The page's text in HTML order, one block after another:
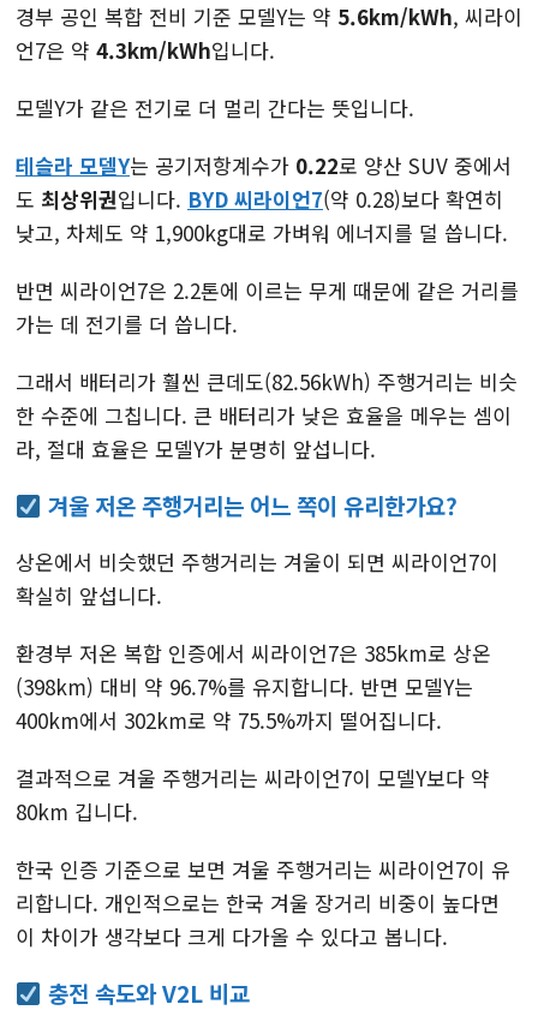
경부 공인 복합 전비 기준 모델Y는 약 5.6km/kWh, 씨라이
언7은 약 4.3km/kWh입니다.
모델Y가 같은 전기로 더 멀리 간다는 뜻입니다.
테슬라 모델Y는 공기저항계수가 0.22로 양산 SUV 중에서
도 최상위권입니다. BYD 씨라이언7(약 0.28)보다 확연히
낮고, 차체도 약 1,900kg대로 가벼워 에너지를 덜 씁니다.
반면 씨라이언7은 2.2톤에 이르는 무게 때문에 같은 거리를
가는 데 전기를 더 씁니다.
그래서 배터리가 훨씬 큰데도(82.56kWh) 주행거리는 비슷
한 수준에 그칩니다. 큰 배터리가 낮은 효율을 메우는 셈이
라, 절대 효율은 모델Y가 분명히 앞섭니다.
겨울 저온 주행거리는 어느 쪽이 유리한가요?
상온에서 비슷했던 주행거리는 겨울이 되면 씨라이언7이
확실히 앞섭니다.
환경부 저온 복합 인증에서 씨라이언7은 385km로 상온
(398km) 대비 약 96.7%를 유지합니다. 반면 모델Y는
400km에서 302km로 약 75.5%까지 떨어집니다.
결과적으로 겨울 주행거리는 씨라이언7이 모델Y보다 약
80km 깁니다.
한국 인증 기준으로 보면 겨울 주행거리는 씨라이언7이 유
리합니다. 개인적으로는 한국 겨울 장거리 비중이 높다면
이 차이가 생각보다 크게 다가올 수 있다고 봅니다.
충전 속도와 V2L 비교